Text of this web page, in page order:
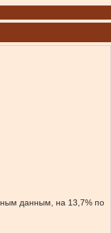
данным, на 13,7% по